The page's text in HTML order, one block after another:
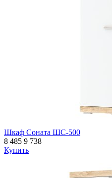
Шкаф Соната ШС-500
8 485 9 738
Купить